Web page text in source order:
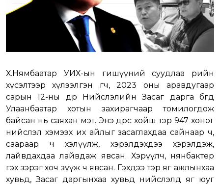
Х.Нямбаатар УИХ-ын гишүүний суудлаа өөрийн
хүсэлтээр хүлээлгэн өгч, 2023 оны аравдугаар
сарын 12-ны өдөр Нийслэлийн Засаг дарга бөгөөд
Улаанбаатар хотын захирагчаар томилогдож
байсан нь саяхан мэт. Энэ өдрөөс хойш тэр 947 хоног
нийслэл хэмээх их айлыг засаглахдаа сайнаар ч,
саараар ч хэлүүлж, хэрэлдэхдээ хэрэлдэж,
лайвдахдаа лайвдаж явсан. Хэрүүлч, нянбактер
гэх зэрэг хоч зүүж ч явсан. Гэхдээ тэр яг ажлынхаа
хувьд, Засаг даргынхаа хувьд нийслэлд яг юуг